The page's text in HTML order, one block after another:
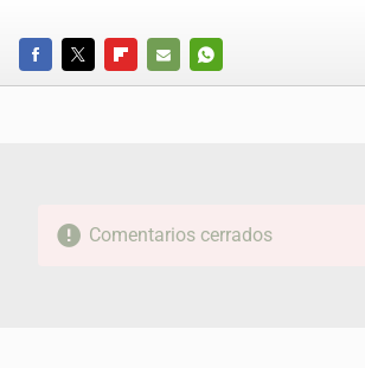
FACEBOOKTWITTERFLIPBOARD
E-
WHATSAPP
Comentarios cerrados